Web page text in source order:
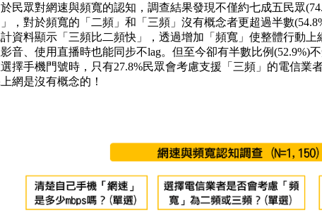
民眾對網速與頻寬的認知，調查結果發現不僅約七成五民眾
，對於頻寬的「二頻」和「三頻」沒有概念者更超過半數
資料顯示「三頻比二頻快」，透過增加「頻寬」使整體行動
音、使用直播時也能同步不lag。但至今卻有半數比例(52.9%)
擇手機門號時，只有27.8%民眾會考慮支援「三頻」的電信業
網是沒有概念的！